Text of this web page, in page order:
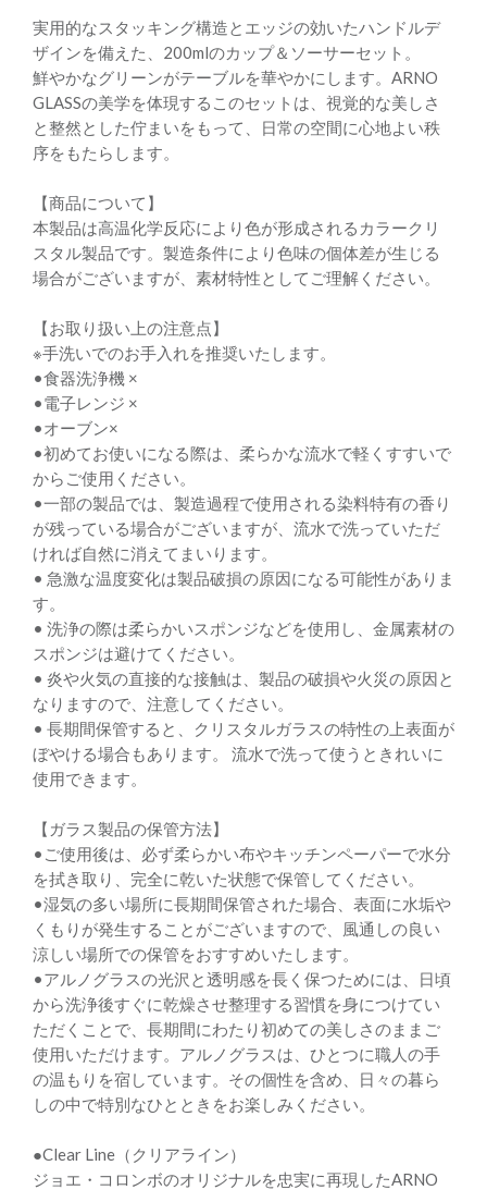
実用的なスタッキング構造とエッジの効いたハンドルデ
ザインを備えた、200mlのカップ＆ソーサーセット。
鮮やかなグリーンがテーブルを華やかにします。ARNO
GLASSの美学を体現するこのセットは、視覚的な美しさ
と整然とした佇まいをもって、日常の空間に心地よい秩
序をもたらします。
【商品について】
本製品は高温化学反応により色が形成されるカラークリ
スタル製品です。製造条件により色味の個体差が生じる
場合がございますが、素材特性としてご理解ください。
【お取り扱い上の注意点】
※手洗いでのお手入れを推奨いたします。
•食器洗浄機 ×
•電子レンジ ×
•オーブン×
•初めてお使いになる際は、柔らかな流水で軽くすすいで
からご使用ください。
•一部の製品では、製造過程で使用される染料特有の香り
が残っている場合がございますが、流水で洗っていただ
ければ自然に消えてまいります。
• 急激な温度変化は製品破損の原因になる可能性がありま
す。
• 洗浄の際は柔らかいスポンジなどを使⽤し、⾦属素材の
スポンジは避けてください。
• 炎や⽕気の直接的な接触は、製品の破損や⽕災の原因と
なりますので、注意してください。
• ⻑期間保管すると、クリスタルガラスの特性の上表⾯が
ぼやける場合もあります。 流⽔で洗って使うときれいに
使⽤できます。
【ガラス製品の保管方法】
•ご使用後は、必ず柔らかい布やキッチンペーパーで水分
を拭き取り、完全に乾いた状態で保管してください。
•湿気の多い場所に長期間保管された場合、表面に水垢や
くもりが発生することがございますので、風通しの良い
涼しい場所での保管をおすすめいたします。
•アルノグラスの光沢と透明感を長く保つためには、日頃
から洗浄後すぐに乾燥させ整理する習慣を身につけてい
ただくことで、長期間にわたり初めての美しさのままご
使用いただけます。アルノグラスは、ひとつに職人の手
の温もりを宿しています。その個性を含め、日々の暮ら
しの中で特別なひとときをお楽しみください。
●Clear Line（クリアライン）
ジョエ・コロンボのオリジナルを忠実に再現したARNO